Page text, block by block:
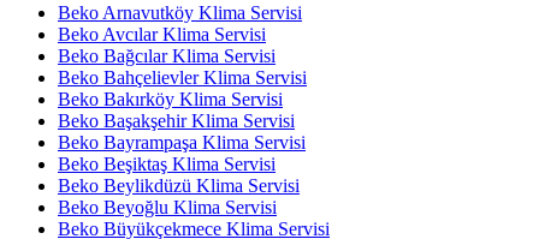
Beko Arnavutköy Klima Servisi
Beko Avcılar Klima Servisi
Beko Bağcılar Klima Servisi
Beko Bahçelievler Klima Servisi
Beko Bakırköy Klima Servisi
Beko Başakşehir Klima Servisi
Beko Bayrampaşa Klima Servisi
Beko Beşiktaş Klima Servisi
Beko Beylikdüzü Klima Servisi
Beko Beyoğlu Klima Servisi
Beko Büyükçekmece Klima Servisi